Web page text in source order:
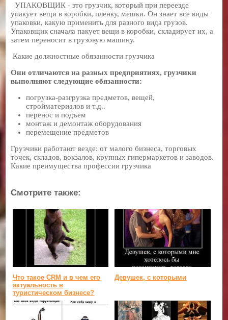
УПАКОВЩИК - это грузчик, который при переезде
упакует вещи в коробки, пленку, мешки. Он знает все виды
упаковки, какую применить для разного вида грузов.
Упаковщик сначала пакует вещи в коробки, складирует их, а
затем переносит в грузовую машину.
Какие должностные обязанности грузчика
Они отличаются на разных предприятиях, грузчики
выполняют следующие обязанности:
погрузка-разгрузка предметов, вещей,
стройматериалов и т.д..
перенос и подъем
монтаж и демонтаж оборудования
перемещение предметов
Грузчики работают везде: от малого бизнеса, торговых
точек, складов, вокзалов, крупных гипермаркетов и заводов.
Какие преимущества профессии грузчика
Смотрите также:
Что такое CRM и в чем его
актуальность в
туристическом бизнесе?
Девушек, с которыми